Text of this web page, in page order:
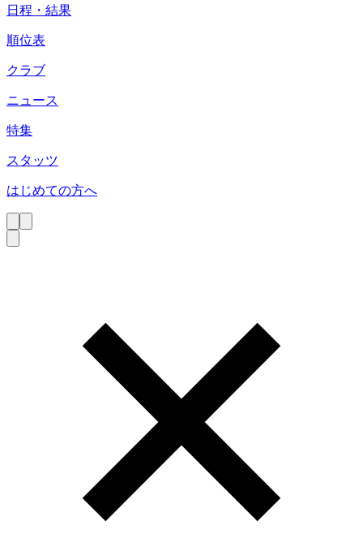
日程・結果
順位表
クラブ
ニュース
特集
スタッツ
はじめての方へ